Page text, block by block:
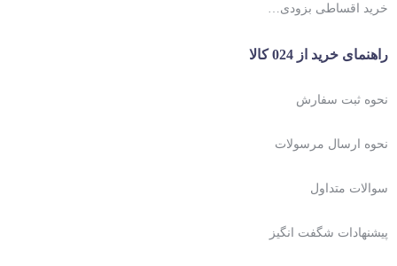
خرید اقساطی بزودی…
راهنمای خرید از 024 کالا
نحوه ثبت سفارش
نحوه ارسال مرسولات
سوالات متداول
پیشنهادات شگفت انگیز